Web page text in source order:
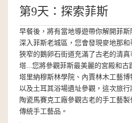
第9天：探索菲斯
早餐後，將有當地導遊帶你解開菲
深入菲斯老城區，您會發現麥地那
狹窄的鵝卵石街道充滿了古老的清
塔...您將參觀菲斯最美麗的宮殿和古
塔里納穆斯林學院、內賈林木工藝
以及土耳其浴場遺址參觀，這次旅
陶瓷馬賽克工廠參觀古老的手工藝
傳統手工藝品。